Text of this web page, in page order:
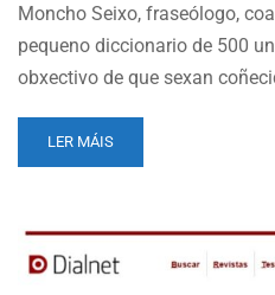
Moncho Seixo, fraseólogo,
pequeno diccionario de 500
obxectivo de que sexan
READ
MORE
DO
LIBRO:
LER MÁIS